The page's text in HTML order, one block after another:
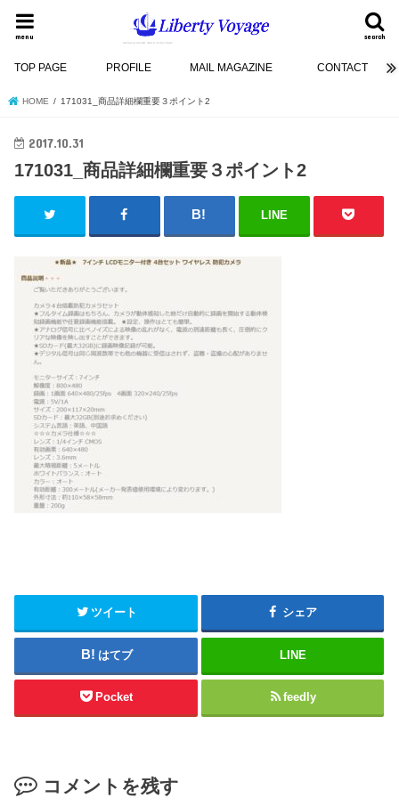
search
menu
TOP PAGE PROFILE MAIL MAGAZINE CONTACT
HOME 171031_商品詳細欄重要３ポイント2
2017.10.31
171031_商品詳細欄重要３ポイント2
LINE
ツイート シェア
はてブ LINE
Pocket feedly
コメントを残す